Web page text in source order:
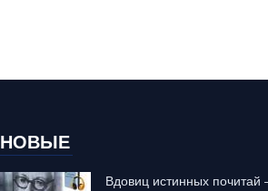
НОВЫЕ
Вдовиц истинных почитай